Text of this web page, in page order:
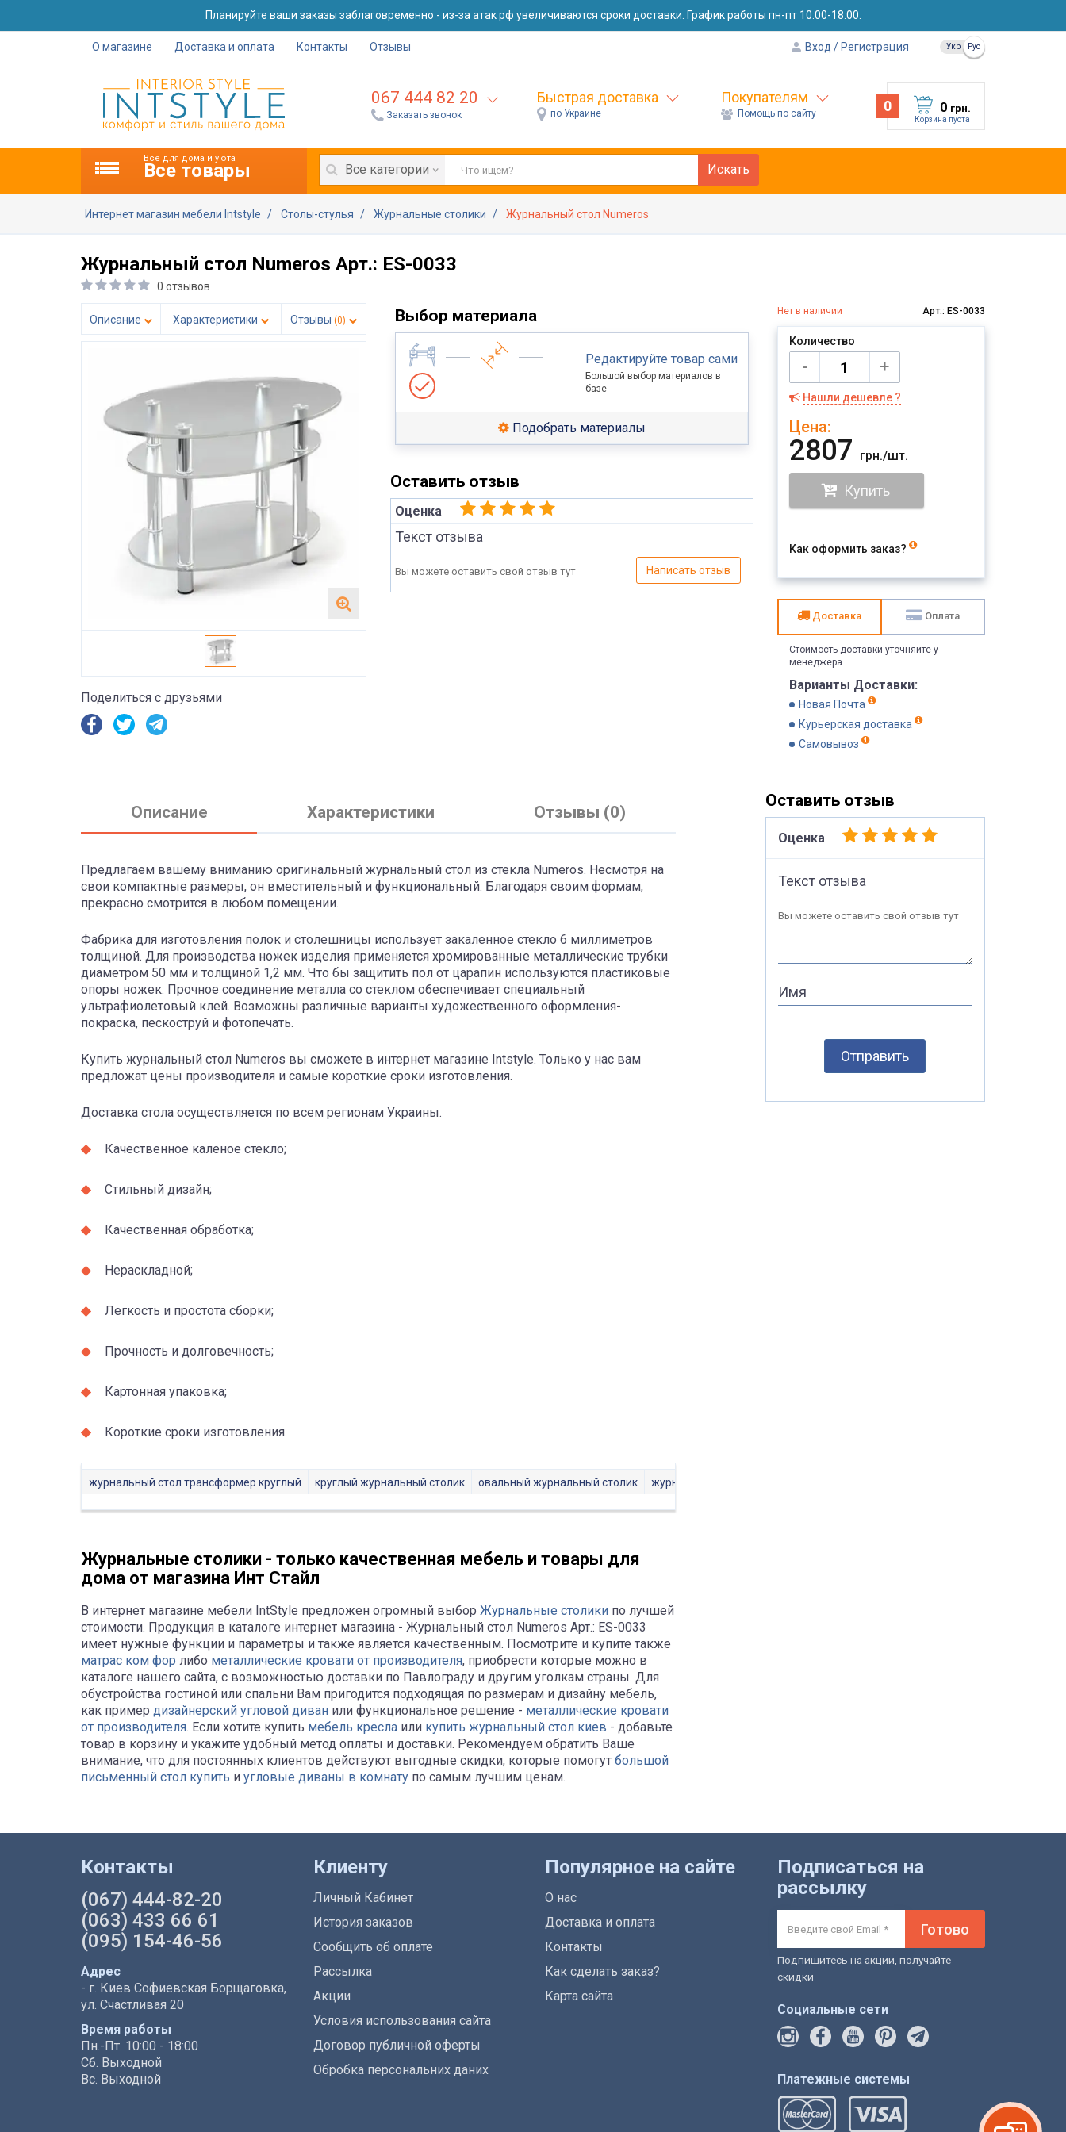
Планируйте ваши заказы заблаговременно - из-за атак рф увеличиваются сроки доставки. График работы пн-пт 10:00-18:00.
О магазине Доставка и оплата Контакты Отзывы Вход Регистрация Укр Рус
067 444 82 20
Заказать звонок
Быстрая доставка
по Украине
Покупателям
Помощь по сайту 0 0 грн.
Корзина пуста
Все для дома и уюта
Все товары Все категории Искать
Интернет магазин мебели Intstyle Столы-стулья Журнальные столики Журнальный стол Numeros
Журнальный стол Numeros Арт.: ES-0033
0 отзывов
Описание Характеристики Отзывы (0)
Поделиться с друзьями
Выбор материала
Редактируйте товар сами
Большой выбор материалов в
базе
Подобрать материалы
Оставить отзыв
Оценка
Текст отзыва
Вы можете оставить свой отзыв тут Написать отзыв
Нет в наличии Арт.: ES-0033
Количество
- +
Нашли дешевле ?
Цена:
2807 грн./шт.
Купить
Как оформить заказ?
Доставка Оплата
Стоимость доставки уточняйте у
менеджера
Варианты Доставки:
Новая Почта
Курьерская доставка
Самовывоз
Описание Характеристики Отзывы (0)
Предлагаем вашему вниманию оригинальный журнальный стол из стекла Numeros. Несмотря на
свои компактные размеры, он вместительный и функциональный. Благодаря своим формам,
прекрасно смотрится в любом помещении.
Фабрика для изготовления полок и столешницы использует закаленное стекло 6 миллиметров
толщиной. Для производства ножек изделия применяется хромированные металлические трубки
диаметром 50 мм и толщиной 1,2 мм. Что бы защитить пол от царапин используются пластиковые
опоры ножек. Прочное соединение металла со стеклом обеспечивает специальный
ультрафиолетовый клей. Возможны различные варианты художественного оформления-
покраска, пескоструй и фотопечать.
Купить журнальный стол Numeros вы сможете в интернет магазине Intstyle. Только у нас вам
предложат цены производителя и самые короткие сроки изготовления.
Доставка стола осуществляется по всем регионам Украины.
Качественное каленое стекло;
Стильный дизайн;
Качественная обработка;
Нераскладной;
Легкость и простота сборки;
Прочность и долговечность;
Картонная упаковка;
Короткие сроки изготовления.
журнальный стол трансформер круглый круглый журнальный столик овальный журнальный столик журнальный столик квадратный
Журнальные столики - только качественная мебель и товары для
дома от магазина Инт Стайл
В интернет магазине мебели IntStyle предложен огромный выбор Журнальные столики по лучшей
стоимости. Продукция в каталоге интернет магазина - Журнальный стол Numeros Арт.: ES-0033
имеет нужные функции и параметры и также является качественным. Посмотрите и купите также
матрас ком фор либо металлические кровати от производителя, приобрести которые можно в
каталоге нашего сайта, с возможностью доставки по Павлограду и другим уголкам страны. Для
обустройства гостиной или спальни Вам пригодится подходящая по размерам и дизайну мебель,
как пример дизайнерский угловой диван или функциональное решение - металлические кровати
от производителя. Если хотите купить мебель кресла или купить журнальный стол киев - добавьте
товар в корзину и укажите удобный метод оплаты и доставки. Рекомендуем обратить Ваше
внимание, что для постоянных клиентов действуют выгодные скидки, которые помогут большой
письменный стол купить и угловые диваны в комнату по самым лучшим ценам.
Оставить отзыв
Оценка
Текст отзыва
Вы можете оставить свой отзыв тут
Имя
Отправить
Контакты
(067) 444-82-20
(063) 433 66 61
(095) 154-46-56
Адрес
- г. Киев Софиевская Борщаговка,
ул. Счастливая 20
Время работы
Пн.-Пт. 10:00 - 18:00
Сб. Выходной
Вс. Выходной
Клиенту
Личный Кабинет
История заказов
Сообщить об оплате
Рассылка
Акции
Условия использования сайта
Договор публичной оферты
Обробка персональних даних
Популярное на сайте
О нас
Доставка и оплата
Контакты
Как сделать заказ?
Карта сайта
Подписаться на
рассылку
Готово
Подпишитесь на акции, получайте
скидки
Социальные сети
Платежные системы